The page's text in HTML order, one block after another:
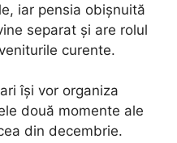
iar pensia obișnuită
separat și are rolul
curente.
își vor organiza
două momente ale
din decembrie.